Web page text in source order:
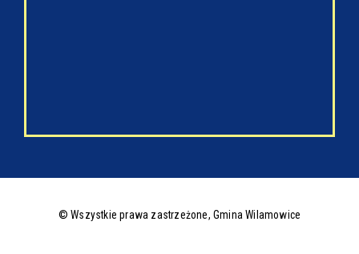
© Wszystkie prawa zastrzeżone, Gmina Wilamowice